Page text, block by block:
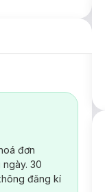
đơn
30
đăng kí